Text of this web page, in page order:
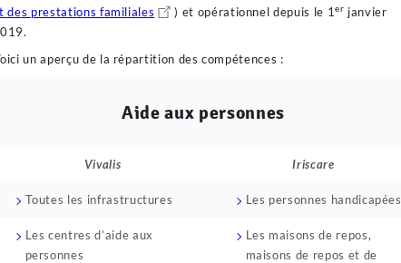
des prestations familiales
) et opérationnel depuis le 1er janvier
un aperçu de la répartition des compétences :
Aide aux personnes
Vivalis Iriscare
Toutes les infrastructures Les personnes handicapées
Les centres d’aide aux
personnes
Les maisons de repos,
maisons de repos et de